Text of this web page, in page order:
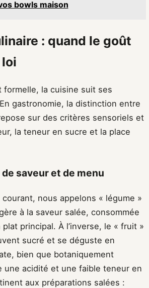
bowls maison
: quand le goût
formelle, la cuisine suit ses
gastronomie, la distinction entre
sur des critères sensoriels et
la teneur en sucre et la place
saveur et de menu
courant, nous appelons « légume »
à la saveur salée, consommée
principal. À l’inverse, le « fruit »
sucré et se déguste en
bien que botaniquement
une acidité et une faible teneur en
aux préparations salées :